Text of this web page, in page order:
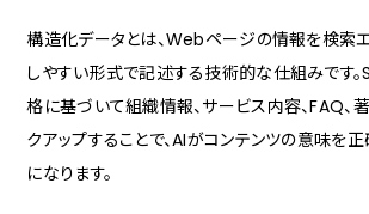
構造化データとは、Webページの情報を検索
しやすい形式で記述する技術的な仕組みです
格に基づいて組織情報、サービス内容、FAQ、
クアップすることで、AIがコンテンツの意味を
になります。